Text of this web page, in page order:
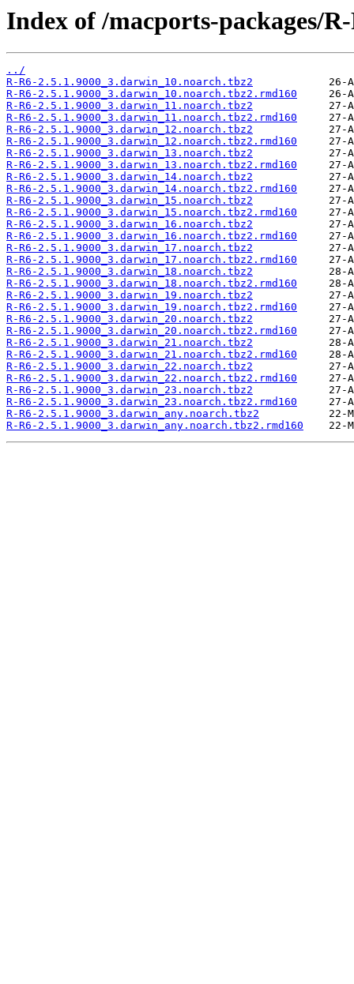
Index of /macports-packages/
../
R-R6-2.5.1.9000_3.darwin_10.noarch.tbz2
R-R6-2.5.1.9000_3.darwin_10.noarch.tbz2.rmd160
R-R6-2.5.1.9000_3.darwin_11.noarch.tbz2
R-R6-2.5.1.9000_3.darwin_11.noarch.tbz2.rmd160
R-R6-2.5.1.9000_3.darwin_12.noarch.tbz2
R-R6-2.5.1.9000_3.darwin_12.noarch.tbz2.rmd160
R-R6-2.5.1.9000_3.darwin_13.noarch.tbz2
R-R6-2.5.1.9000_3.darwin_13.noarch.tbz2.rmd160
R-R6-2.5.1.9000_3.darwin_14.noarch.tbz2
R-R6-2.5.1.9000_3.darwin_14.noarch.tbz2.rmd160
R-R6-2.5.1.9000_3.darwin_15.noarch.tbz2
R-R6-2.5.1.9000_3.darwin_15.noarch.tbz2.rmd160
R-R6-2.5.1.9000_3.darwin_16.noarch.tbz2
R-R6-2.5.1.9000_3.darwin_16.noarch.tbz2.rmd160
R-R6-2.5.1.9000_3.darwin_17.noarch.tbz2
R-R6-2.5.1.9000_3.darwin_17.noarch.tbz2.rmd160
R-R6-2.5.1.9000_3.darwin_18.noarch.tbz2
R-R6-2.5.1.9000_3.darwin_18.noarch.tbz2.rmd160
R-R6-2.5.1.9000_3.darwin_19.noarch.tbz2
R-R6-2.5.1.9000_3.darwin_19.noarch.tbz2.rmd160
R-R6-2.5.1.9000_3.darwin_20.noarch.tbz2
R-R6-2.5.1.9000_3.darwin_20.noarch.tbz2.rmd160
R-R6-2.5.1.9000_3.darwin_21.noarch.tbz2
R-R6-2.5.1.9000_3.darwin_21.noarch.tbz2.rmd160
R-R6-2.5.1.9000_3.darwin_22.noarch.tbz2
R-R6-2.5.1.9000_3.darwin_22.noarch.tbz2.rmd160
R-R6-2.5.1.9000_3.darwin_23.noarch.tbz2
R-R6-2.5.1.9000_3.darwin_23.noarch.tbz2.rmd160
R-R6-2.5.1.9000_3.darwin_any.noarch.tbz2
R-R6-2.5.1.9000_3.darwin_any.noarch.tbz2.rmd160